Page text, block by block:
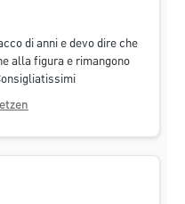
di anni e devo dire che
alla figura e rimangono
5 von 5 Sternen